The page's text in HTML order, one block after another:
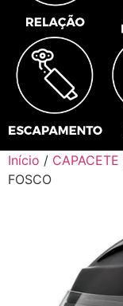
Início / CAPACETE
FOSCO